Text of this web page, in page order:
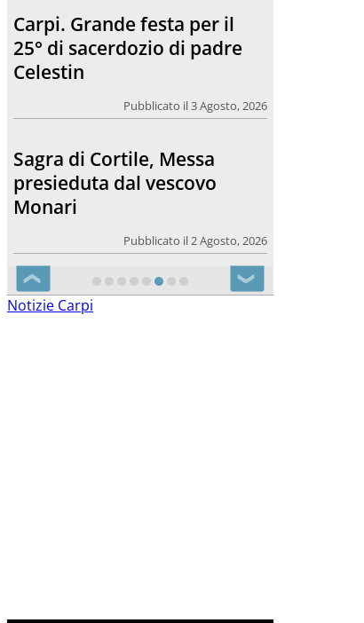
Carpi. Grande festa per il
25° di sacerdozio di padre
Celestin
Pubblicato il 3 Agosto, 2026
Sagra di Cortile, Messa
presieduta dal vescovo
Monari
Pubblicato il 2 Agosto, 2026
❮ ❯
Notizie Carpi